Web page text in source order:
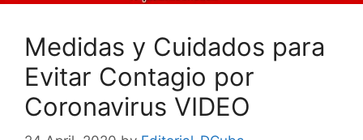
Medidas y Cuidados para
Evitar Contagio por
Coronavirus VIDEO